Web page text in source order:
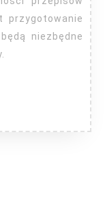
przygotowanie
niezbędne